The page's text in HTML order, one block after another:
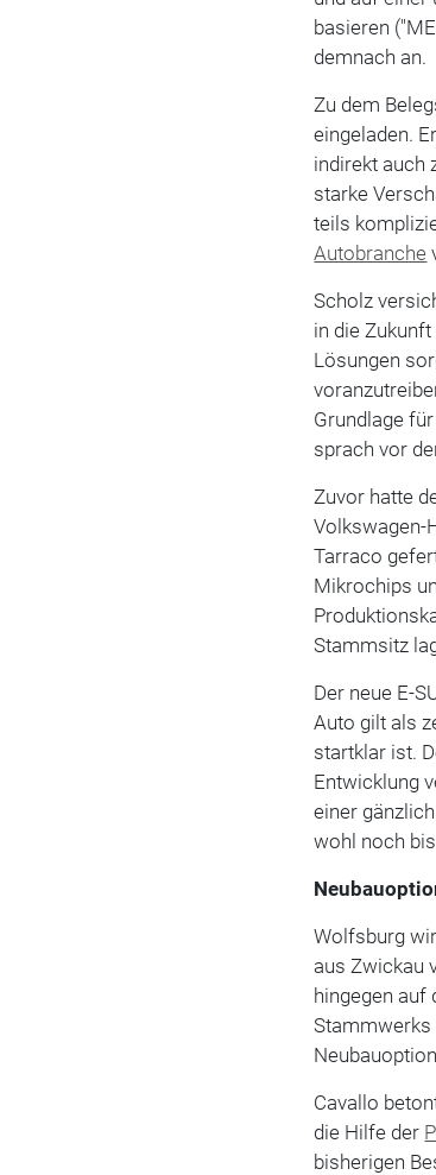
basieren
demnach an.
Zu dem
eingeladen.
indirekt auch
starke
teils
Autobranche
Scholz
in die
Lösungen
Grundlage
sprach vor
Zuvor hatte
Volkswagen-
Tarraco
Mikrochips
Stammsitz
Der neue E-
Auto gilt als
startklar ist.
Entwicklung
einer
wohl noch
Wolfsburg
aus Zwickau
hingegen auf
Cavallo
die Hilfe der
bisherigen